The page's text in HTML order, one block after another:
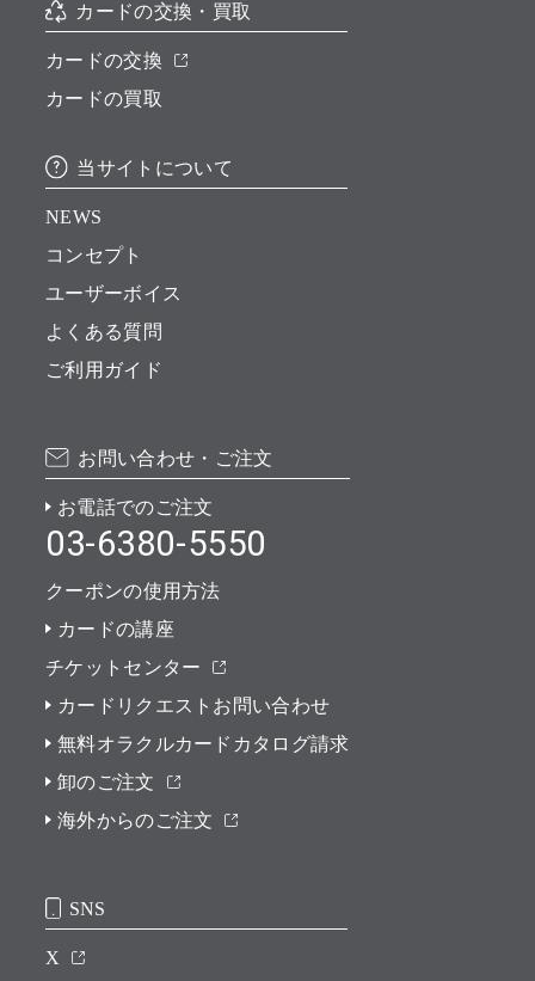
カードの交換・買取
カードの交換
カードの買取
当サイトについて
NEWS
コンセプト
ユーザーボイス
よくある質問
ご利用ガイド
お問い合わせ・ご注文
お電話でのご注文
03-6380-5550
クーポンの使用方法
カードの講座
チケットセンター
カードリクエストお問い合わせ
無料オラクルカードカタログ請求
卸のご注文
海外からのご注文
SNS
X